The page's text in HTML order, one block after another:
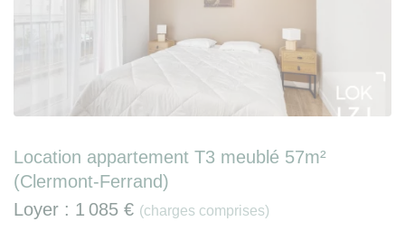
Location appartement T3 meublé 57m²
(Clermont-Ferrand)
Loyer : 1 085 € (charges comprises)